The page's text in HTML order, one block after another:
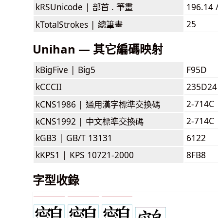
kRSUnicode | 部首 . 筆畫 196.14
kTotalStrokes | 總筆畫 25
Unihan — 其它編碼映射
kBigFive | Big5
F95D
kCCCII
235D24
kCNS1986 | 通用漢字標準交換碼
2-714C
kCNS1992 | 中文標準交換碼
2-714C
kGB3 | GB/T 13131
6122
kKPS1 | KPS 10721-2000 8FB8
字型收錄